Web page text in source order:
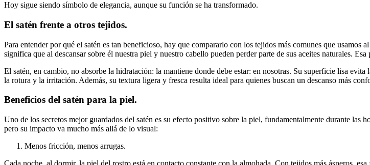
Hoy sigue siendo símbolo de elegancia, aunque su función se ha transformado.
El satén frente a otros tejidos.
Para entender por qué el satén es tan beneficioso, hay que compararlo con los tejidos más comunes que
significa que al descansar sobre él nuestra piel y nuestro cabello pueden perder parte de sus aceites naturales.
El satén, en cambio, no absorbe la hidratación: la mantiene donde debe estar: en nosotras. Su superficie lisa
la rotura y la irritación. Además, su textura ligera y fresca resulta ideal para quienes buscan un descanso más
Beneficios del satén para la piel.
Uno de los secretos mejor guardados del satén es su efecto positivo sobre la piel, fundamentalmente durante las
pero su impacto va mucho más allá de lo visual:
Menos fricción, menos arrugas.